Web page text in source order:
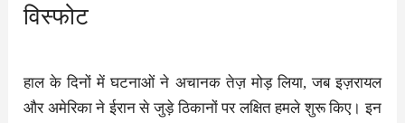
विस्फोट
हाल के दिनों में घटनाओं ने अचानक तेज़ मोड़ लिया, जब इज़रायल
और अमेरिका ने ईरान से जुड़े ठिकानों पर लक्षित हमले शुरू किए। इन